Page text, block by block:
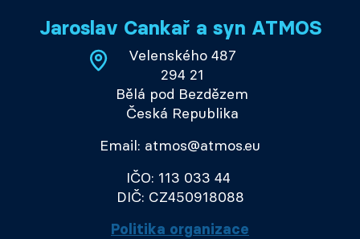
Jaroslav Cankař a syn ATMOS
Velenského 487
294 21
Bělá pod Bezdězem
Česká Republika
Email: atmos@atmos.eu
IČO: 113 033 44
DIČ: CZ450918088
Politika organizace